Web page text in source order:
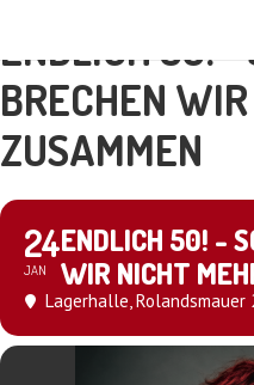
ENDLICH 50! -
BRECHEN
ZUSAMMEN
24
JAN
ENDLICH 50! -
WIR NICHT
Lagerhalle, Rolandsmauer